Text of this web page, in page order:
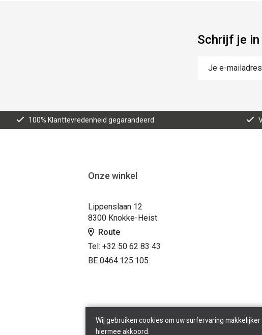
Schrijf je
100% Klanttevredenheid gegarandeerd
Onze winkel
Lippenslaan 12
8300 Knokke-Heist
Route
Tel: +32 50 62 83 43
BE 0464.125.105
Wij gebruiken cookies om uw surfervaring
hiermee akkoord.